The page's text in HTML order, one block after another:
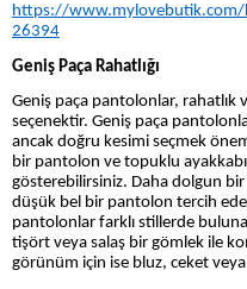
https://www.mylovebutik.com/
26394
Geniş Paça Rahatlığı
Geniş paça pantolonlar, rahatlık
seçenektir. Geniş paça
ancak doğru kesimi seçmek
bir pantolon ve topuklu
gösterebilirsiniz. Daha dolgun
düşük bel bir pantolon tercih
pantolonlar farklı stillerde
tişört veya salaş bir gömlek ile
görünüm için ise bluz, ceket